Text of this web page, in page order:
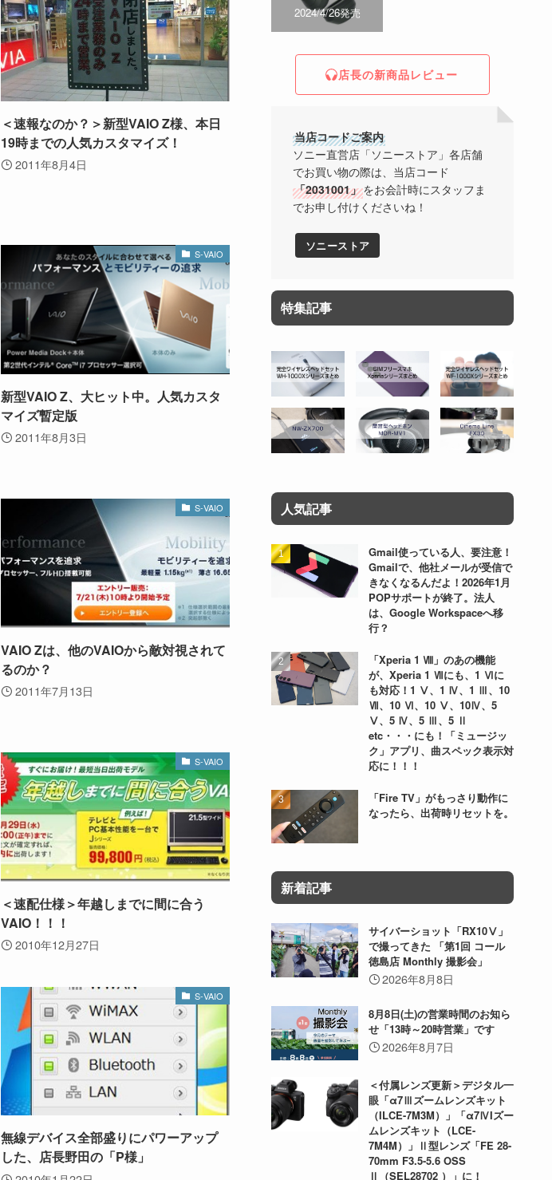
＜速報なのか？＞新型VAIO Z様、本日
19時までの人気カスタマイズ！
2011年8月4日
S-VAIO
新型VAIO Z、大ヒット中。人気カスタ
マイズ暫定版
2011年8月3日
S-VAIO
VAIO Zは、他のVAIOから敵対視されて
るのか？
2011年7月13日
S-VAIO
＜速配仕様＞年越しまでに間に合う
VAIO！！！
2010年12月27日
S-VAIO
無線デバイス全部盛りにパワーアップ
した、店長野田の「P様」
2024/4/26発売
店長の新商品レビュー
当店コードご案内
ソニー直営店「ソニーストア」各店舗
でお買い物の際は、当店コード
「2031001」をお会計時にスタッフま
でお申し付けくださいね！
ソニーストア
特集記事
人気記事
Gmail使っている人、要注意！
Gmailで、他社メールが受信で
きなくなるんだよ！2026年1月
POPサポートが終了。法人
は、Google Workspaceへ移
行？
「Xperia 1 Ⅷ」のあの機能
が、Xperia 1 Ⅶにも、1 Ⅵに
も対応！1 Ⅴ、1 Ⅳ、1 Ⅲ、10
Ⅶ、10 Ⅵ、10 Ⅴ、10Ⅳ、5
Ⅴ、5 Ⅳ、5 Ⅲ、5 Ⅱ
etc・・・にも！「ミュージッ
ク」アプリ、曲スペック表示対
応に！！！
「Fire TV」がもっさり動作に
なったら、出荷時リセットを。
新着記事
サイバーショット「RX10Ⅴ」
で撮ってきた 「第1回 コール
徳島店 Monthly 撮影会」
2026年8月8日
8月8日(土)の営業時間のお知ら
せ「13時～20時営業」です
2026年8月7日
＜付属レンズ更新＞デジタル一
眼「α7Ⅲズームレンズキット
（ILCE-7M3M）」「α7ⅣIズー
ムレンズキット（LCE-
7M4M）」Ⅱ型レンズ「FE 28-
70mm F3.5-5.6 OSS
Ⅱ（SEL28702 ）」に！